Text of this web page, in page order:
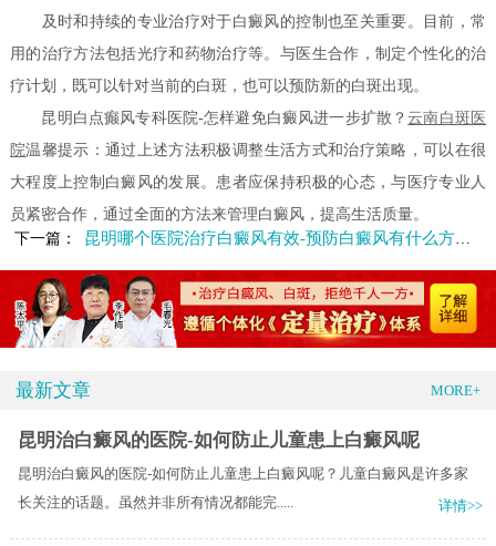
及时和持续的专业治疗对于白癜风的控制也至关重要。目前，常
用的治疗方法包括光疗和药物治疗等。与医生合作，制定个性化的治
疗计划，既可以针对当前的白斑，也可以预防新的白斑出现。
昆明白点癫风专科医院-怎样避免白癜风进一步扩散？云南白斑医
院温馨提示：通过上述方法积极调整生活方式和治疗策略，可以在很
大程度上控制白癜风的发展。患者应保持积极的心态，与医疗专业人
员紧密合作，通过全面的方法来管理白癜风，提高生活质量。
下一篇：
昆明哪个医院治疗白癜风有效-预防白癜风有什么方法呢
最新文章 MORE+
昆明治白癜风的医院-如何防止儿童患上白癜风呢
昆明治白癜风的医院-如何防止儿童患上白癜风呢？儿童白癜风是许多家
长关注的话题。虽然并非所有情况都能完.....
详情>>